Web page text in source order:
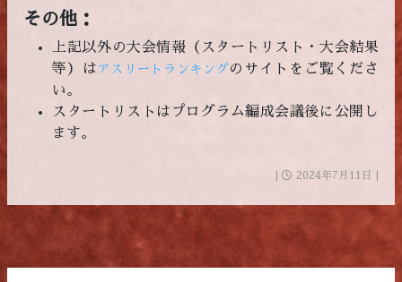
その他：
上記以外の大会情報（スタートリスト・大会結果
等）は アスリートランキング のサイトをご覧くださ
い。
スタートリストはプログラム編成会議後に公開し
ます。
2024年7月11日 |